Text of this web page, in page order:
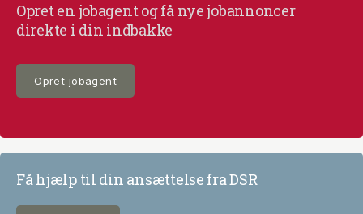
Opret en jobagent og få nye jobannoncer
direkte i din indbakke
Opret jobagent
Få hjælp til din ansættelse fra DSR